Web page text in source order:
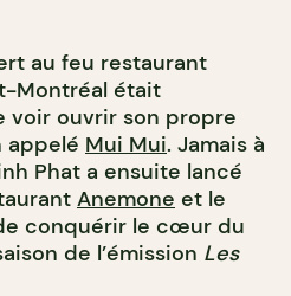
au feu restaurant
Montréal était
voir ouvrir son propre
appelé Mui Mui. Jamais à
Phat a ensuite lancé
Anemone et le
conquérir le cœur du
de l’émission Les